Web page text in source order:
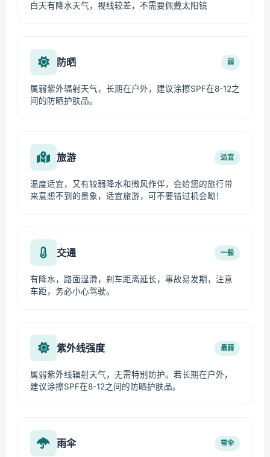
白天有降水天气，视线较差，不需要佩戴太阳镜
防晒 弱
属弱紫外辐射天气，长期在户外，建议涂擦SPF在8-12之
间的防晒护肤品。
旅游 适宜
温度适宜，又有较弱降水和微风作伴，会给您的旅行带
来意想不到的景象，适宜旅游，可不要错过机会呦！
交通 一般
有降水，路面湿滑，刹车距离延长，事故易发期，注意
车距，务必小心驾驶。
紫外线强度 最弱
属弱紫外线辐射天气，无需特别防护。若长期在户外，
建议涂擦SPF在8-12之间的防晒护肤品。
雨伞 带伞